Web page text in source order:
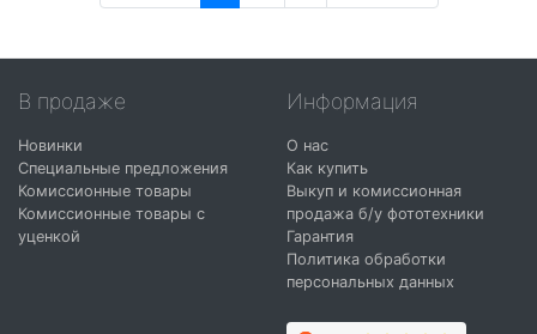
В продаже
Новинки
Специальные предложения
Комиссионные товары
Комиссионные товары с
уценкой
Информация
О нас
Как купить
Выкуп и комиссионная
продажа б/у фототехники
Гарантия
Политика обработки
персональных данных